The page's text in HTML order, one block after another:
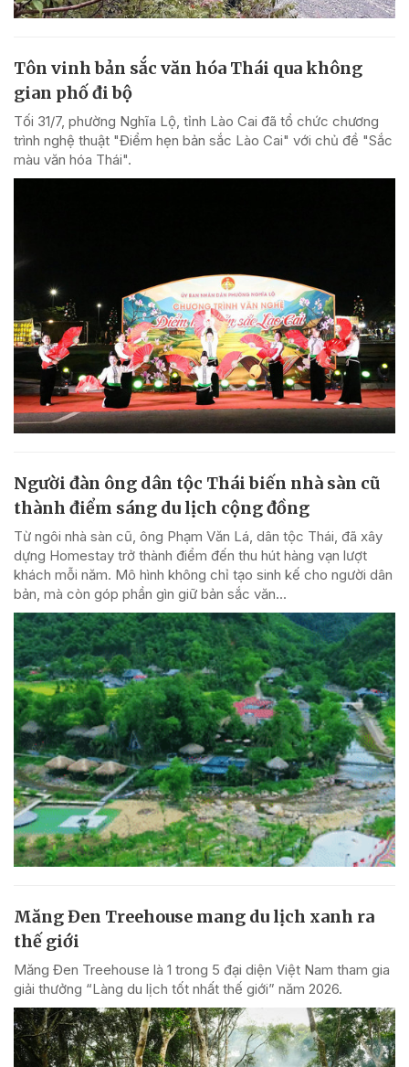
Tôn vinh bản sắc văn hóa Thái qua không
gian phố đi bộ
Tối 31/7, phường Nghĩa Lộ, tỉnh Lào Cai đã tổ chức chương
trình nghệ thuật "Điểm hẹn bản sắc Lào Cai" với chủ đề "Sắc
màu văn hóa Thái".
Người đàn ông dân tộc Thái biến nhà sàn cũ
thành điểm sáng du lịch cộng đồng
Từ ngôi nhà sàn cũ, ông Phạm Văn Lá, dân tộc Thái, đã xây
dựng Homestay trở thành điểm đến thu hút hàng vạn lượt
khách mỗi năm. Mô hình không chỉ tạo sinh kế cho người dân
bản, mà còn góp phần gìn giữ bản sắc văn...
Măng Đen Treehouse mang du lịch xanh ra
thế giới
Măng Đen Treehouse là 1 trong 5 đại diện Việt Nam tham gia
giải thưởng “Làng du lịch tốt nhất thế giới” năm 2026.